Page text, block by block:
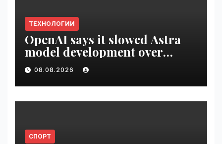
ТЕХНОЛОГИИ
OpenAI says it slowed Astra
model development over
security concerns | VseTime.ru
08.08.2026
СПОРТ